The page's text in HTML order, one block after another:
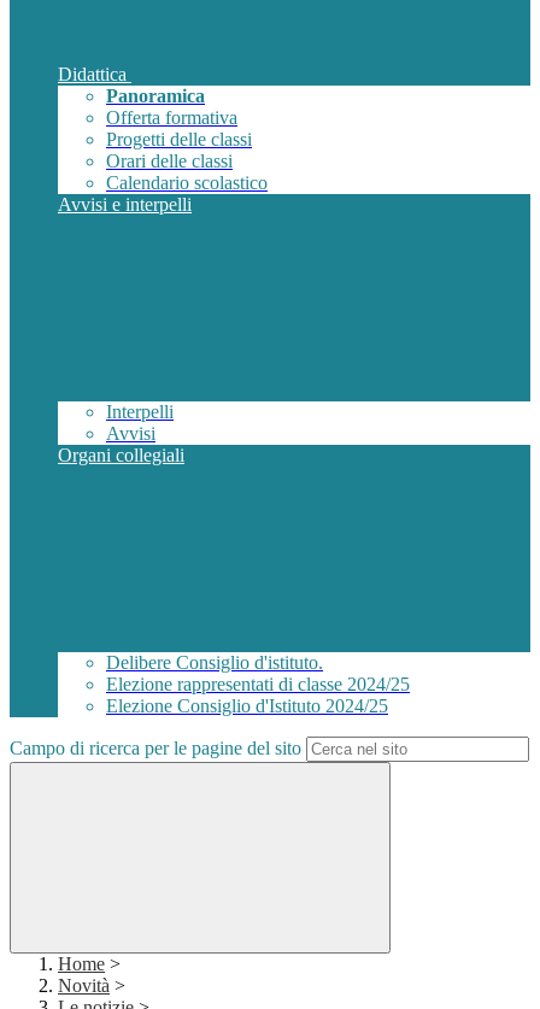
Didattica
Panoramica
Offerta formativa
Progetti delle classi
Orari delle classi
Calendario scolastico
Avvisi e interpelli
Interpelli
Avvisi
Organi collegiali
Delibere Consiglio d'istituto.
Elezione rappresentati di classe 2024/25
Elezione Consiglio d'Istituto 2024/25
Campo di ricerca per le pagine del sito
Home >
Novità >